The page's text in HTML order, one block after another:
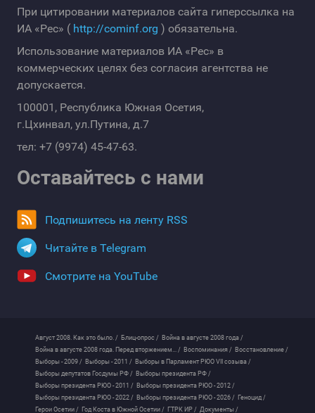
При цитировании материалов сайта гиперссылка на
ИА «Рес» ( http://cominf.org ) обязательна.
Использование материалов ИА «Рес» в
коммерческих целях без согласия агентства не
допускается.
100001, Республика Южная Осетия,
г.Цхинвал, ул.Путина, д.7
тел: +7 (9974) 45-47-63.
Оставайтесь с нами
Подпишитесь на ленту RSS
Читайте в Telegram
Смотрите на YouTube
Август 2008. Как это было. / Блиц-опрос / Война в августе 2008 года /
Война в августе 2008 года. Перед вторжением... / Воспоминания / Восстановление /
Выборы - 2009 / Выборы - 2011 / Выборы в Парламент РЮО VII созыва /
Выборы депутатов Госдумы РФ / Выборы президента РФ /
Выборы президента РЮО - 2011 / Выборы президента РЮО - 2012 /
Выборы президента РЮО - 2022 / Выборы президента РЮО - 2026 / Геноцид /
Герои Осетии / Год Коста в Южной Осетии / ГТРК ИР / Документы /